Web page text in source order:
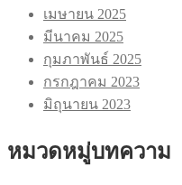
เมษายน 2025
มีนาคม 2025
กุมภาพันธ์ 2025
กรกฎาคม 2023
มิถุนายน 2023
หมวดหมู่บทความ